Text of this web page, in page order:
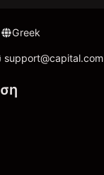
Greek
support@capital.com